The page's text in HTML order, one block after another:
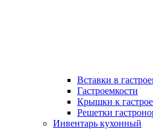
Вставки в
Гастроемкости
Крышки к
Решетки
Инвентарь кухонный